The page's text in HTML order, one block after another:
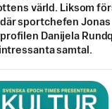
värld. Liksom
sportchefen Jonas
Danijela
samtal.